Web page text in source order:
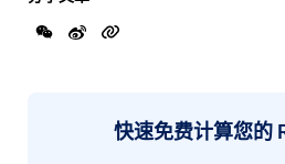
快速免费计算您的